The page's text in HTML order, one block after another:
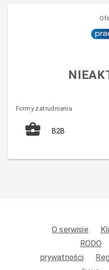
Formy zatrudnienia
B2B
O serwisie
RODO
prywatności